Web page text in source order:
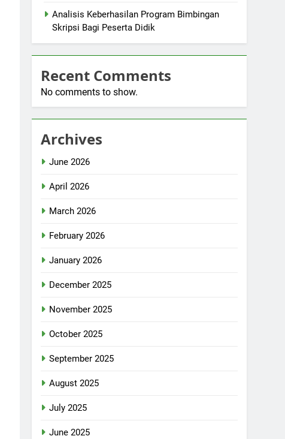
Analisis Keberhasilan Program Bimbingan
Skripsi Bagi Peserta Didik
Recent Comments
No comments to show.
Archives
June 2026
April 2026
March 2026
February 2026
January 2026
December 2025
November 2025
October 2025
September 2025
August 2025
July 2025
June 2025